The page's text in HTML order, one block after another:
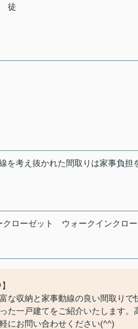
徒
を考え抜かれた間取りは家事負
クローゼット ウォークインクロ
な収納と家事動線の良い間取り
た一戸建てをご紹介いたします
にお問い合わせください(^^)